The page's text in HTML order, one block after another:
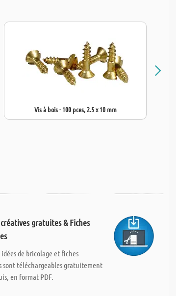
Vis à bois - 100 pces, 2.5 x 10 mm
gratuites & Fiches
idées de bricolage et fiches
sont téléchargeables gratuitement
en format PDF.